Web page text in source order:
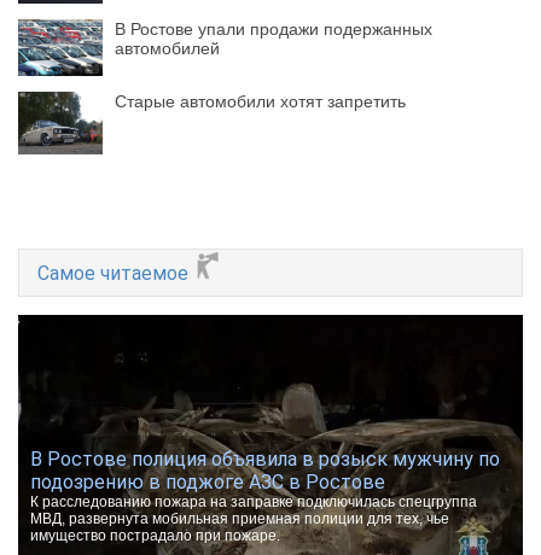
В Ростове упали продажи подержанных
автомобилей
Старые автомобили хотят запретить
Самое читаемое
В Ростове полиция объявила в розыск мужчину по
подозрению в поджоге АЗС в Ростове
К расследованию пожара на заправке подключилась спецгруппа
МВД, развернута мобильная приемная полиции для тех, чье
имущество пострадало при пожаре.